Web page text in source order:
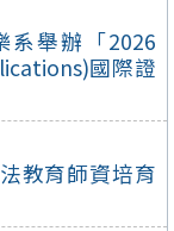
系舉辦「2026
國際證
教育師資培育